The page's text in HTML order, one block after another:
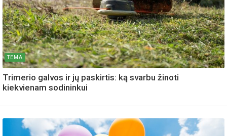
TEMA
Trimerio galvos ir jų paskirtis: ką svarbu žinoti
kiekvienam sodininkui